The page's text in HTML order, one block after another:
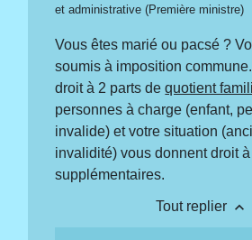
et administrative (Première ministre)
Vous êtes marié ou pacsé ?
soumis à imposition
droit à 2 parts dequotient
personnes à charge (enfant,
invalide) et votre situation
invalidité) vous donnent droit
supplémentaires.
Tout replier keyboard_arrow_up